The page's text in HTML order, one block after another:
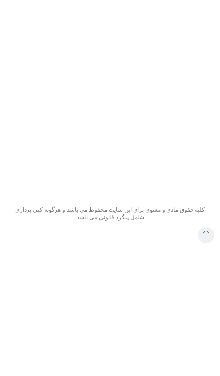
کلیه حقوق مادی و معنوی برای این سایت محفوظ می باشد و هرگونه کپی برداری
شامل پیگرد قانونی می باشد.